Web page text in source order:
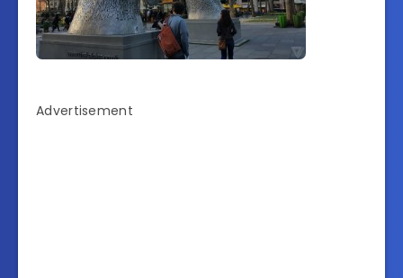
Advertisement